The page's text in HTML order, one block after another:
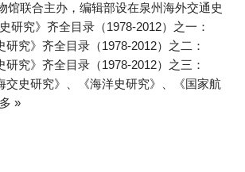
馆联合主办，编辑部设在泉州海外交通史
研究》齐全目录（1978-2012）之一：
研究》齐全目录（1978-2012）之二：
研究》齐全目录（1978-2012）之三：
交史研究》、《海洋史研究》、《国家航
»